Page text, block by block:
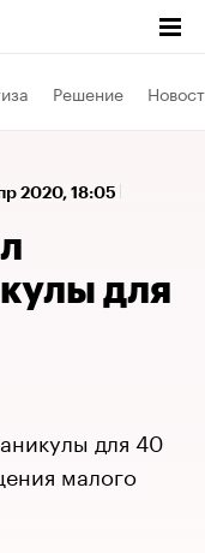
Решение
2020, 18:05
для
для 40
малого